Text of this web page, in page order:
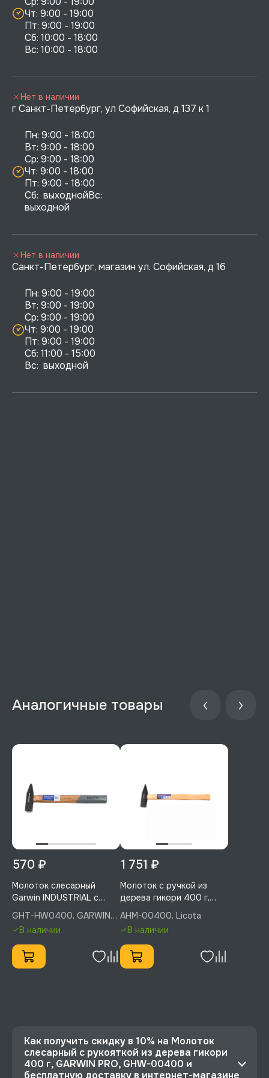
Чт: 9:00 - 19:00
Пт: 9:00 - 19:00
Сб: 10:00 - 18:00
г Санкт-Петербург, ул Софийская, д 137 к 1
Пн: 9:00 - 18:00
Вт: 9:00 - 18:00
Ср: 9:00 - 18:00
Чт: 9:00 - 18:00
Пт: 9:00 - 18:00
Сб:  выходнойВс:
выходной
Нет в наличии
Санкт-Петербург, магазин ул. Софийская, д 16
Пн: 9:00 - 19:00
Вт: 9:00 - 19:00
Ср: 9:00 - 19:00
Чт: 9:00 - 19:00
Пт: 9:00 - 19:00
Сб: 11:00 - 15:00
Вс:  выходной
Нет в наличии
Аналогичные товары
570 ₽
Молоток слесарный
Garwin INDUSTRIAL с
рукояткой из дерева
гикори, 400 г, GHT-
HW0400
GHT-HW0400, GARWIN
INDUSTRIAL
В наличии
1 751 ₽
Молоток с ручкой из
дерева гикори 400 г,
Licota, AHM-00400
AHM-00400, Licota
В наличии
Как получить скидку в 10% на Молоток
слесарный с рукояткой из дерева гикори
400 г, GARWIN PRO, GHW-00400 и
бесплатную доставку в интернет-магазине